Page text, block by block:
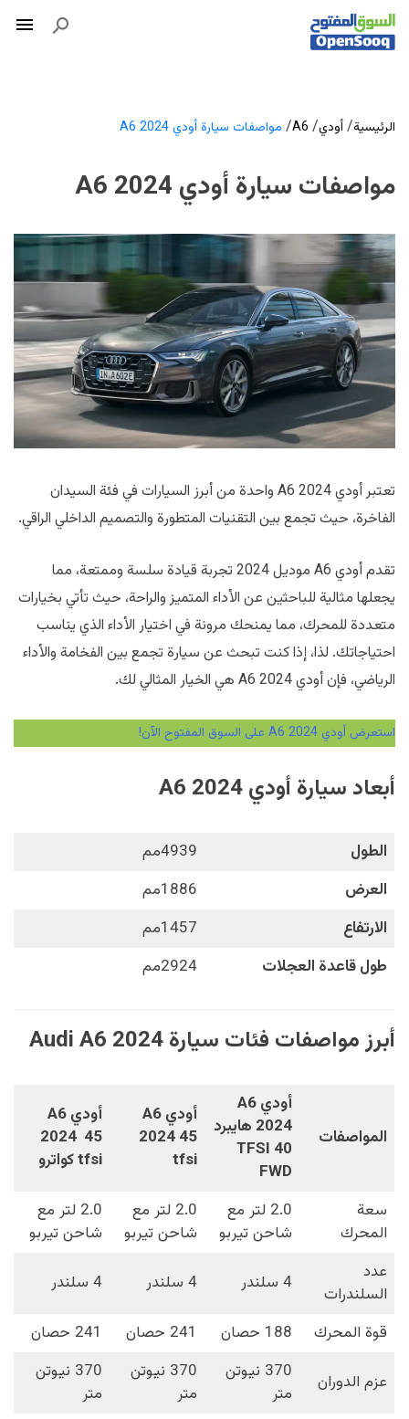
الرئيسية/أودي/
A6
/ مواصفات سيارة أودي A6 2024
مواصفات سيارة أودي A6 2024
تعتبر أودي A6 2024 واحدة من أبرز السيارات في فئة السيدان
الفاخرة، حيث تجمع بين التقنيات المتطورة والتصميم الداخلي الراقي.
تقدم أودي A6 موديل 2024 تجربة قيادة سلسة وممتعة، مما
يجعلها مثالية للباحثين عن الأداء المتميز والراحة، حيث تأتي بخيارات
متعددة للمحرك، مما يمنحك مرونة في اختيار الأداء الذي يناسب
احتياجاتك. لذا، إذا كنت تبحث عن سيارة تجمع بين الفخامة والأداء
الرياضي، فإن أودي A6 2024 هي الخيار المثالي لك.
استعرض أودي A6 2024 على السوق المفتوح الآن!
أبعاد سيارة أودي A6 2024
الطول
4939مم
العرض
1886مم
الارتفاع
1457مم
طول قاعدة العجلات
2924مم
أبرز مواصفات فئات سيارة Audi A6 2024
المواصفات
أودي A6
2024 هايبرد
40 TFSI
FWD
أودي A6
2024 45
tfsi
أودي A6
2024 45
tfsi كواترو
سعة
المحرك
2.0 لتر مع
شاحن تيربو
2.0 لتر مع
شاحن تيربو
2.0 لتر مع
شاحن تيربو
عدد
السلندرات
4 سلندر 4 سلندر 4 سلندر
قوة المحرك 188 حصان 241 حصان 241 حصان
عزم الدوران
370 نيوتن
متر
370 نيوتن
متر
370 نيوتن
متر